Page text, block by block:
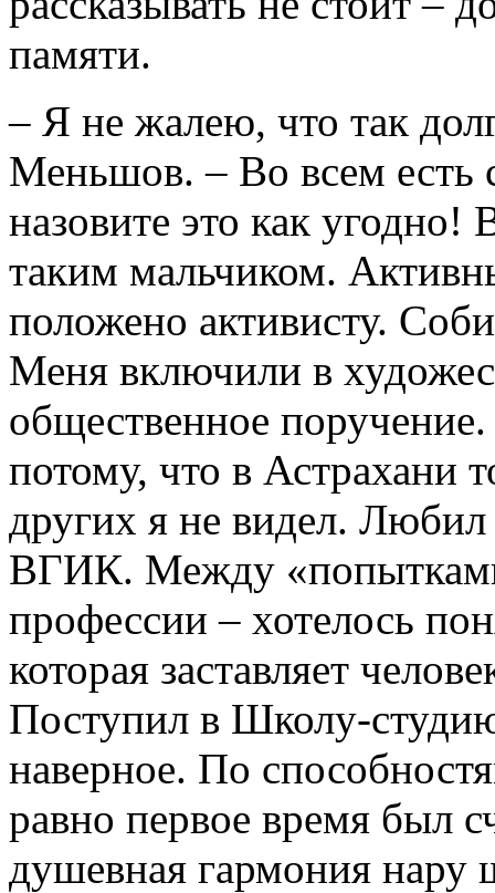
памяти.
– Я не жалею, что так
Меньшов. – Во всем есть
назовите это как
таким мальчиком.
положено активисту.
Меня включили в
общественное
потому, что в Астрахани
других я не видел.
ВГИК. Между
профессии – хотелось
которая заставляет
Поступил в Школу-
наверное. По
равно первое время был
душевная гармония нару